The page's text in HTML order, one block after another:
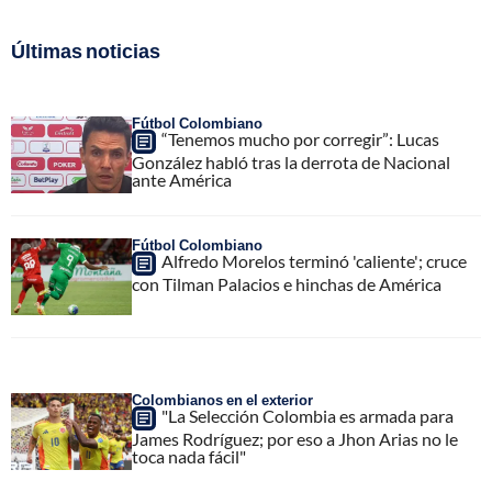
Últimas noticias
Fútbol Colombiano
“Tenemos mucho por corregir”: Lucas
González habló tras la derrota de Nacional
ante América
Fútbol Colombiano
Alfredo Morelos terminó 'caliente'; cruce
con Tilman Palacios e hinchas de América
Colombianos en el exterior
"La Selección Colombia es armada para
James Rodríguez; por eso a Jhon Arias no le
toca nada fácil"